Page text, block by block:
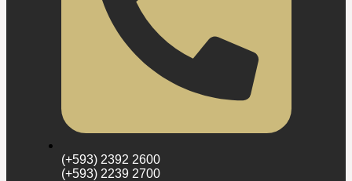
(+593) 2392 2600
(+593) 2239 2700